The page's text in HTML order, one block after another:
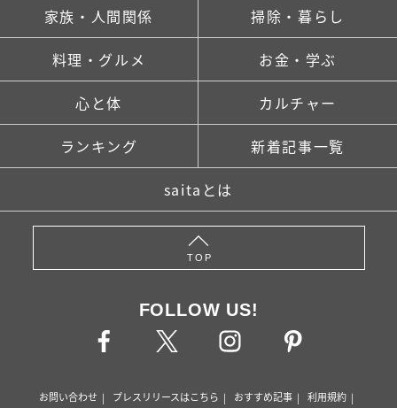
家族・人間関係 掃除・暮らし
料理・グルメ お金・学ぶ
心と体 カルチャー
ランキング 新着記事一覧
saitaとは
TOP
FOLLOW US!
お問い合わせ プレスリリースはこちら おすすめ記事 利用規約